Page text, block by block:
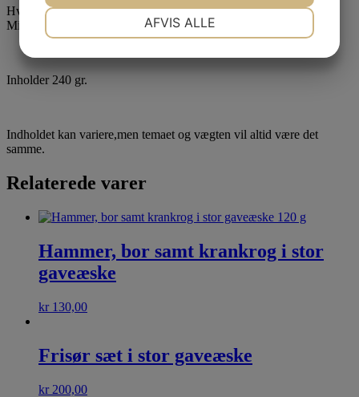
Hvor længe holder chokoladen sig?
Mindst 12 – 24 måneder efter købet
Inholder 240 gr.
Indholdet kan variere,men temaet og vægten vil altid være det
samme.
Relaterede varer
Hammer, bor samt krankrog i stor
gaveæske
kr 130,00
Frisør sæt i stor gaveæske
kr 200,00
AFVIS ALLE